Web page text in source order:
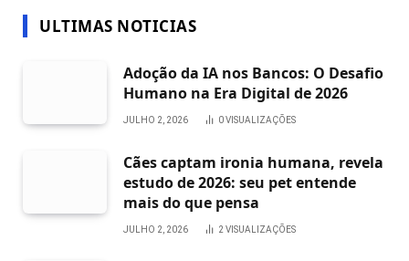
ULTIMAS NOTICIAS
Adoção da IA nos Bancos: O Desafio
Humano na Era Digital de 2026
JULHO 2, 2026 0VISUALIZAÇÕES
Cães captam ironia humana, revela
estudo de 2026: seu pet entende
mais do que pensa
JULHO 2, 2026 2VISUALIZAÇÕES